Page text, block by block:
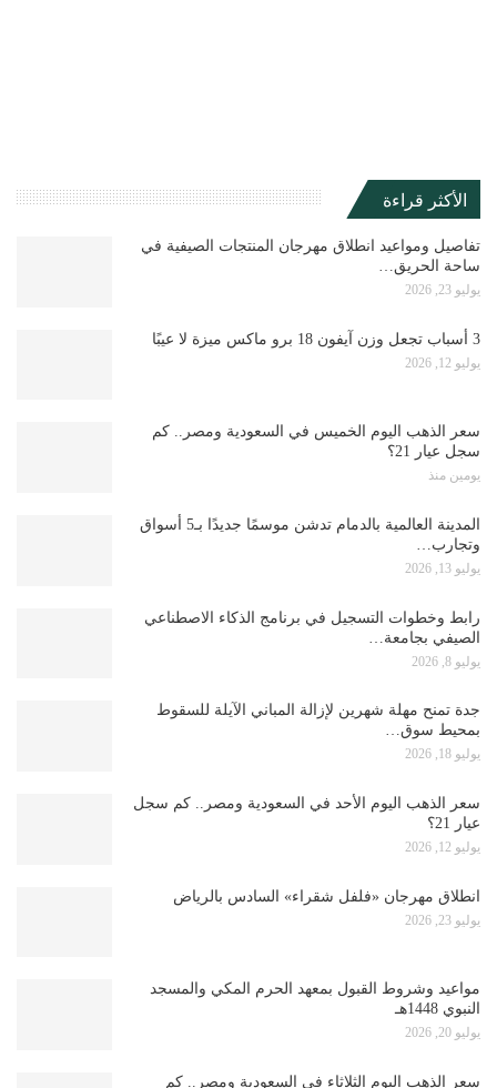
الأكثر قراءة
تفاصيل ومواعيد انطلاق مهرجان المنتجات الصيفية في
ساحة الحريق…
يوليو 23, 2026
3 أسباب تجعل وزن آيفون 18 برو ماكس ميزة لا عيبًا
يوليو 12, 2026
سعر الذهب اليوم الخميس في السعودية ومصر.. كم
سجل عيار 21؟
يومين منذ
المدينة العالمية بالدمام تدشن موسمًا جديدًا بـ5 أسواق
وتجارب…
يوليو 13, 2026
رابط وخطوات التسجيل في برنامج الذكاء الاصطناعي
الصيفي بجامعة…
يوليو 8, 2026
جدة تمنح مهلة شهرين لإزالة المباني الآيلة للسقوط
بمحيط سوق…
يوليو 18, 2026
سعر الذهب اليوم الأحد في السعودية ومصر.. كم سجل
عيار 21؟
يوليو 12, 2026
انطلاق مهرجان «فلفل شقراء» السادس بالرياض
يوليو 23, 2026
مواعيد وشروط القبول بمعهد الحرم المكي والمسجد
النبوي 1448هـ
يوليو 20, 2026
سعر الذهب اليوم الثلاثاء في السعودية ومصر.. كم